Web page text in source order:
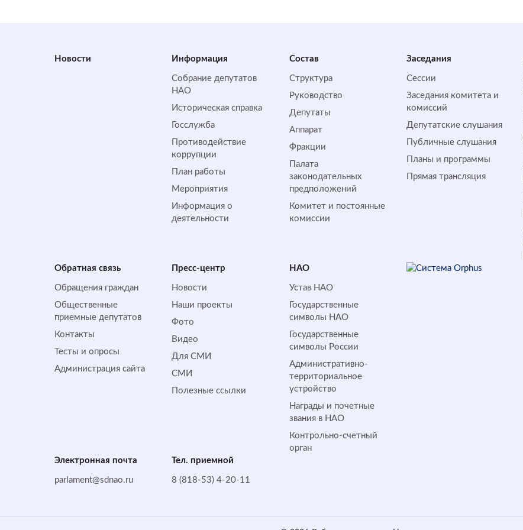
Новости Информация
Собрание депутатов
НАО
Историческая справка
Госслужба
Противодействие
коррупции
План работы
Мероприятия
Информация о
деятельности
Состав
Структура
Руководство
Депутаты
Аппарат
Фракции
Палата
законодательных
предположений
Комитет и постоянные
комиссии
Заседания
Сессии
Заседания комитета и
комиссий
Депутатские слушания
Публичные слушания
Планы и программы
Прямая трансляция
Обратная cвязь
Обращения граждан
Общественные
приемные депутатов
Контакты
Тесты и опросы
Администрация сайта
Пресс-центр
Новости
Наши проекты
Фото
Видео
Для СМИ
СМИ
Полезные ссылки
НАО
Устав НАО
Государственные
символы НАО
Государственные
символы России
Административно-
территориальное
устройство
Награды и почетные
звания в НАО
Контрольно-счетный
орган
Электронная почта
parlament@sdnao.ru
Тел. приемной
8 (818-53) 4-20-11